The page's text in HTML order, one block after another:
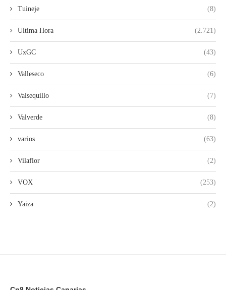
Tuineje (8)
Ultima Hora (2.721)
UxGC (43)
Valleseco (6)
Valsequillo (7)
Valverde (8)
varios (63)
Vilaflor (2)
VOX (253)
Yaiza (2)